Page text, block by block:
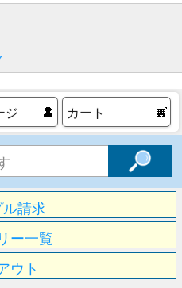
ジ カート
請求
ー一覧
ウト